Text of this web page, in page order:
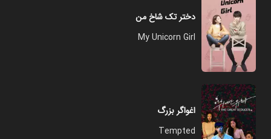
دختر تک شاخ من
My Unicorn Girl
اغواگر بزرگ
Tempted